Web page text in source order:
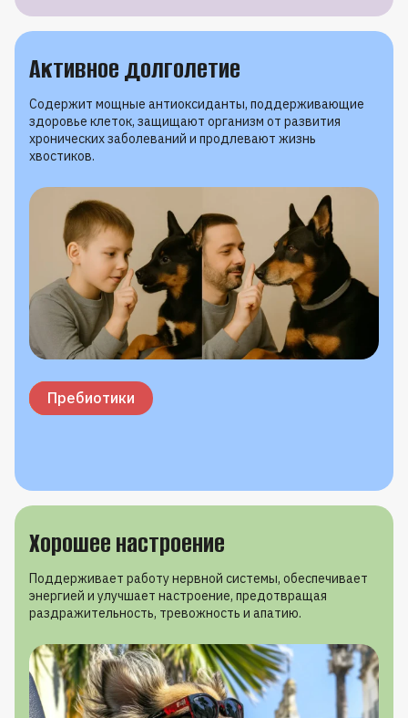
Активное долголетие
Содержит мощные антиоксиданты, поддерживающие
здоровье клеток, защищают организм от развития
хронических заболеваний и продлевают жизнь
хвостиков.
Витамин C
Селен
Витамин E
Омега-3
Пребиотики
Хорошее настроение
Поддерживает работу нервной системы, обеспечивает
энергией и улучшает настроение, предотвращая
раздражительность, тревожность и апатию.